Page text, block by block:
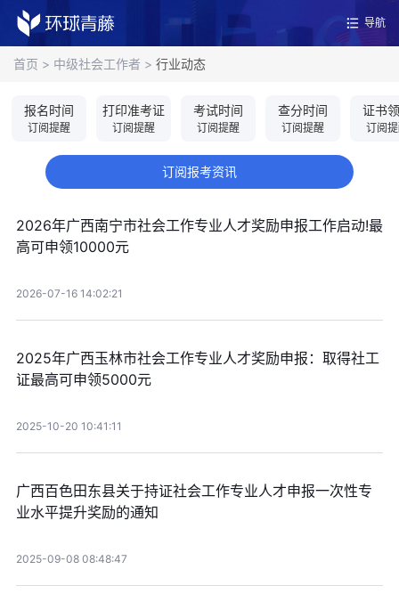
导航
首页 > 中级社会工作者 > 行业动态
报名时间
订阅提醒
打印准考证
订阅提醒
考试时间
订阅提醒
查分时间
订阅提醒
证书
订阅
订阅报考资讯
2026年广西南宁市社会工作专业人才奖励申报工作启动!最
高可申领10000元
2026-07-16 14:02:21
2025年广西玉林市社会工作专业人才奖励申报：取得社工
证最高可申领5000元
2025-10-20 10:41:11
广西百色田东县关于持证社会工作专业人才申报一次性专
业水平提升奖励的通知
2025-09-08 08:48:47